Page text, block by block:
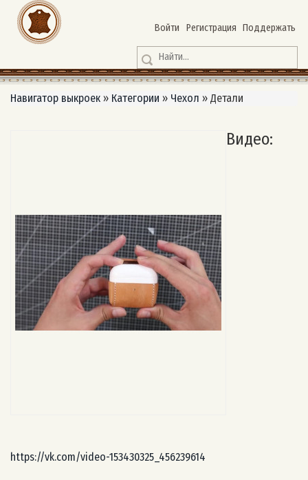
Войти Регистрация Поддержать
Навигатор выкроек » Категории » Чехол » Детали
Видео:
https://vk.com/video-153430325_456239614